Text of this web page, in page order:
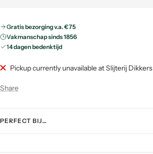
Gratis bezorging v.a. €75
Vakmanschap sinds 1856
14 dagen bedenktijd
Pickup currently unavailable at Slijterij Dikkers
Share
PERFECT BIJ…